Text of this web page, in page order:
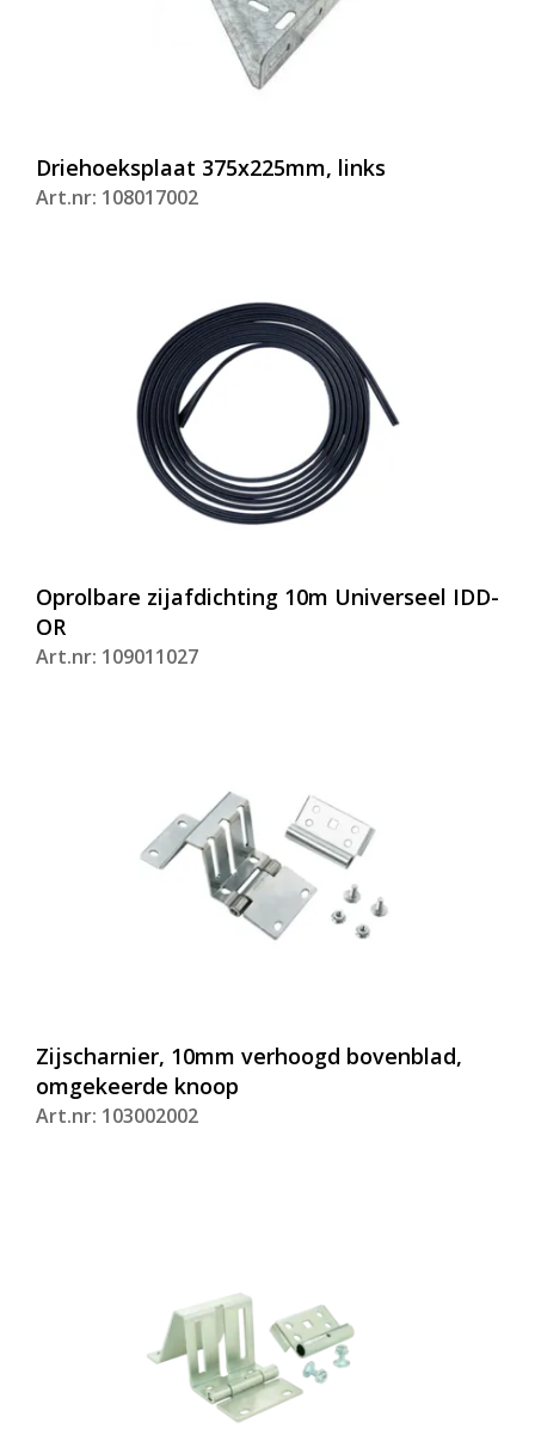
Driehoeksplaat 375x225mm, links
Art.nr: 108017002
Oprolbare zijafdichting 10m Universeel IDD-
OR
Art.nr: 109011027
Zijscharnier, 10mm verhoogd bovenblad,
omgekeerde knoop
Art.nr: 103002002